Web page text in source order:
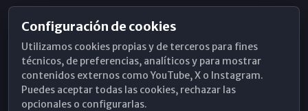
Horarios de Misa
Hemeroteca
WhatsApp
Configuración de cookies
Utilizamos cookies propias y de terceros para fines
técnicos, de preferencias, analíticos y para mostrar
contenidos externos como YouTube, X o Instagram.
Puedes aceptar todas las cookies, rechazar las
opcionales o configurarlas.